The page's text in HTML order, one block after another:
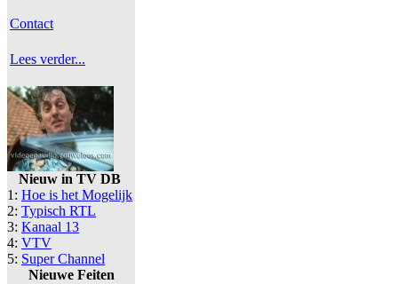
Contact
Lees verder...
Nieuw in TV DB
1: Hoe is het Mogelijk
2: Typisch RTL
3: Kanaal 13
4: VTV
5: Super Channel
Nieuwe Feiten